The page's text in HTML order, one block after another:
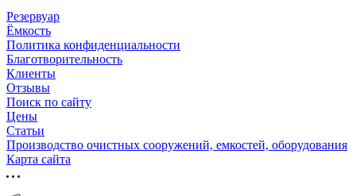
Резервуар
Ёмкость
Политика конфиденциальности
Благотворительность
Клиенты
Отзывы
Поиск по сайту
Цены
Статьи
Производство очистных сооружений, емкостей, оборудования
Карта сайта